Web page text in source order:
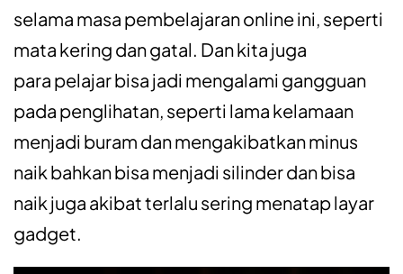
selama masa pembelajaran online ini, seperti
mata kering dan gatal. Dan kita juga
para pelajar bisa jadi mengalami gangguan
pada penglihatan, seperti lama kelamaan
menjadi buram dan mengakibatkan minus
naik bahkan bisa menjadi silinder dan bisa
naik juga akibat terlalu sering menatap layar
gadget.